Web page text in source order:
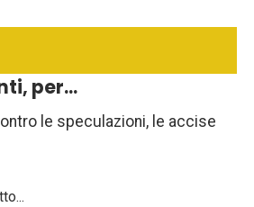
per...
le speculazioni, le accise